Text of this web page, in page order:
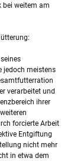
bei weitem am
jedoch meistens
verarbeitet und
ihrer
forcierte Arbeit
Entgiftung
nicht mehr
in etwa dem